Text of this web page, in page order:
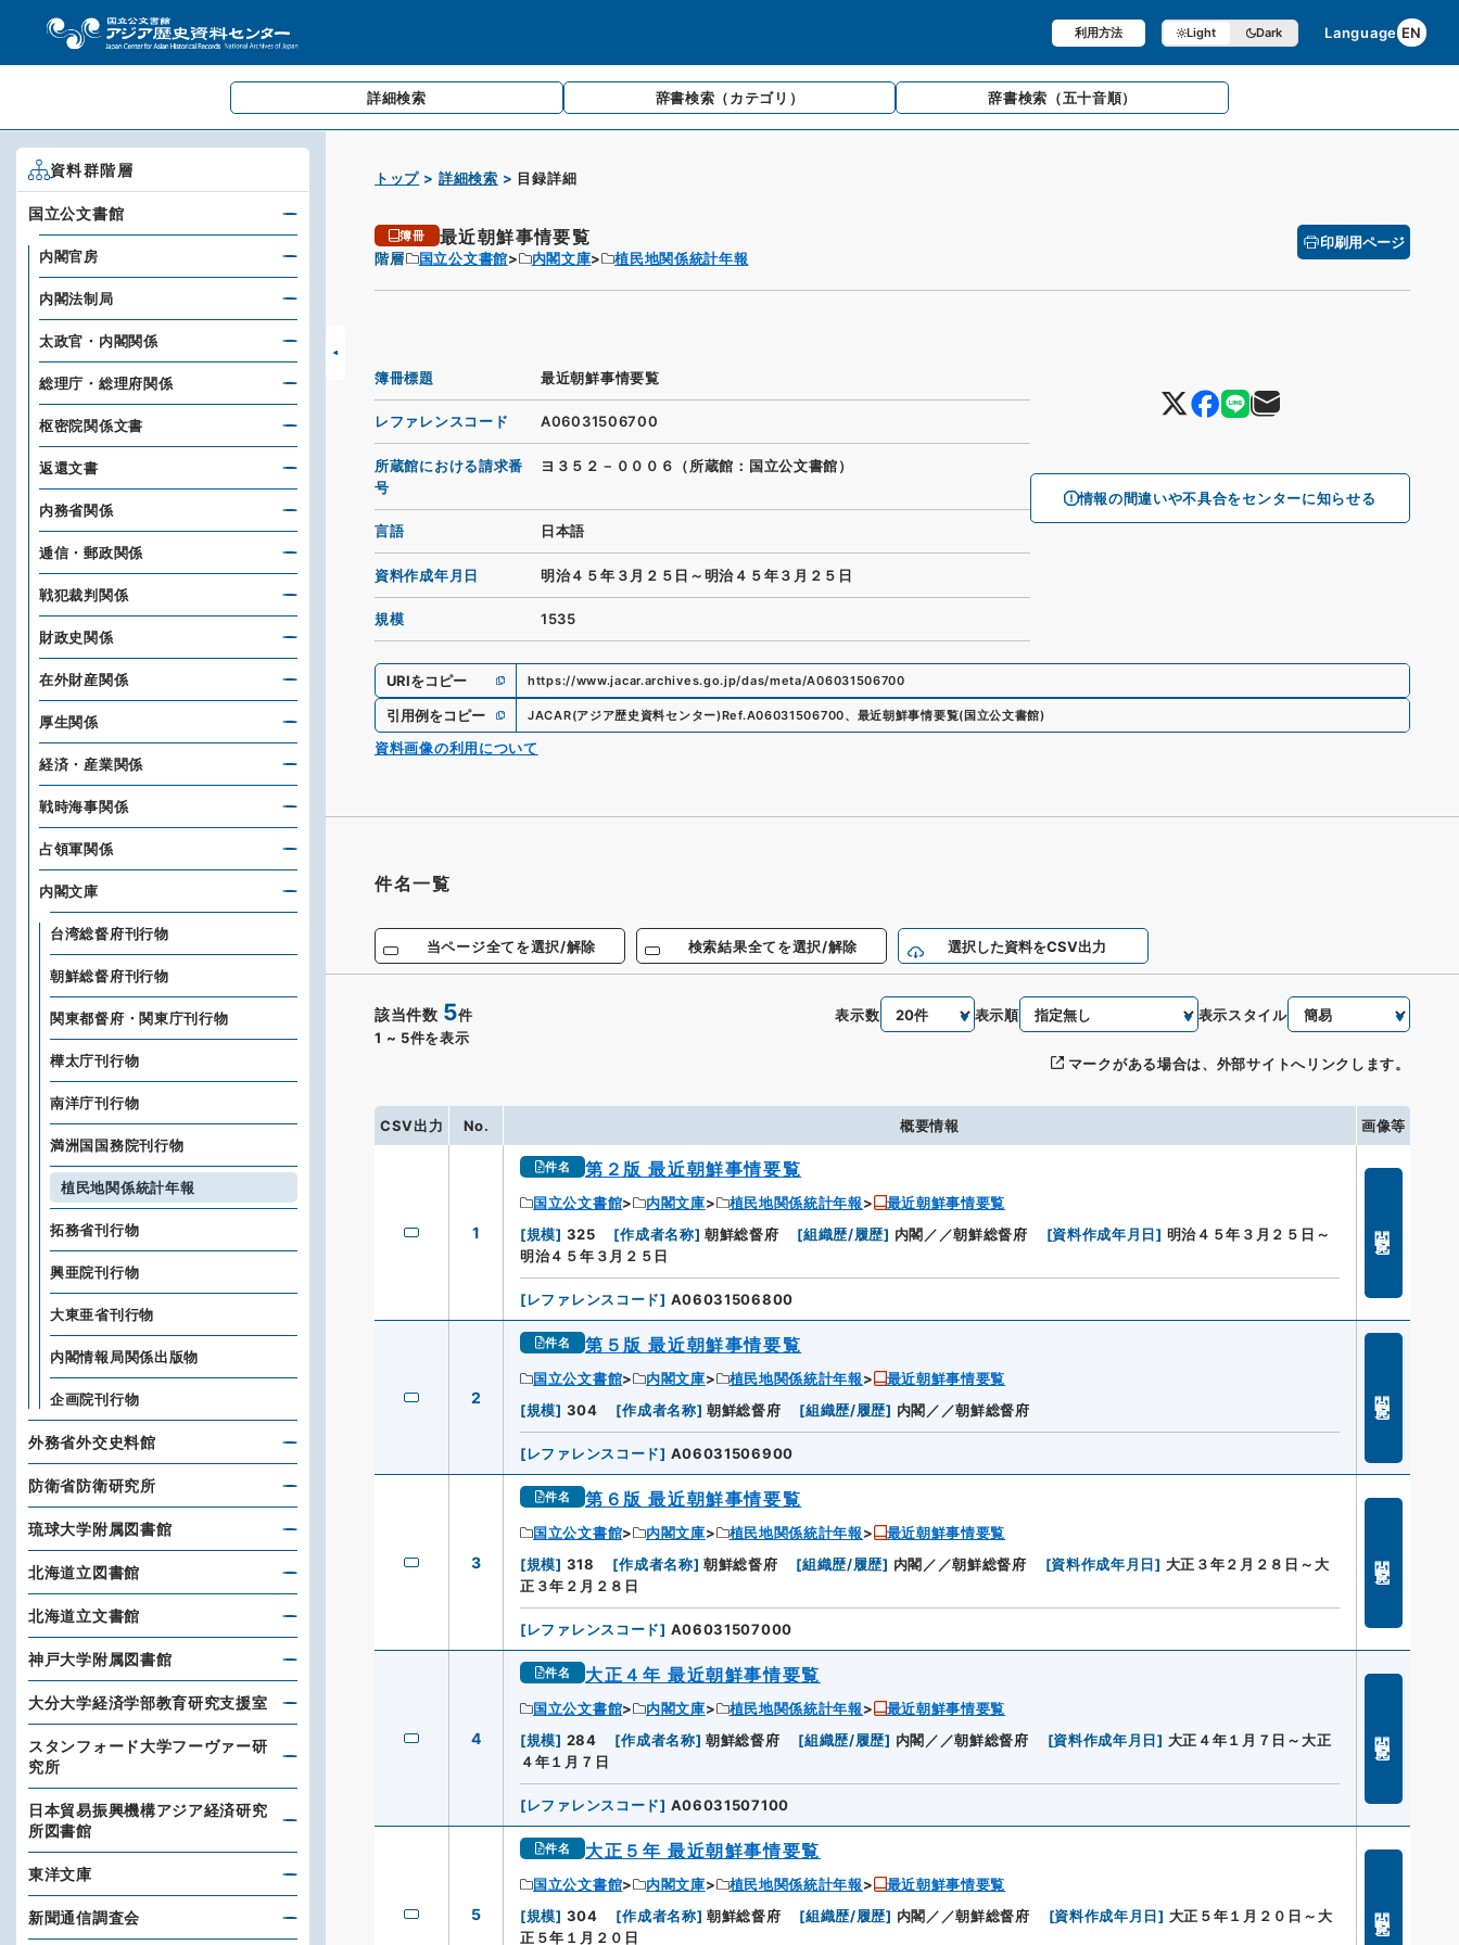
利用方法 Light Dark Language EN
詳細検索 辞書検索 （カテゴリ） 辞書検索 （五十音順）
トップ 詳細検索 目録詳細
簿冊 最近朝鮮事情要覧
階層 国立公文書館 内閣文庫 植民地関係統計年報
印刷用ページ
情報の間違いや不具合をセンターに知らせる
簿冊標題 最近朝鮮事情要覧
レファレンスコード A06031506700
所蔵館における請求番
号
ヨ３５２－０００６（所蔵館：国立公文書館）
言語 日本語
資料作成年月日 明治４５年３月２５日～明治４５年３月２５日
規模 1535
URIをコピー https://www.jacar.archives.go.jp/das/meta/A06031506700
引用例をコピー JACAR(アジア歴史資料センター)Ref.A06031506700、 最近朝鮮事情要覧(国立公文書館)
資料画像の利用について
件名一覧
当ページ全てを選択/解除 検索結果全てを選択/解除 選択した資料をCSV出力
該当件数 5件
1 ~ 5件を表示
表示数 表示順 表示スタイル
マークがある場合は、外部サイトへリンクします。
CSV出力 No. 概要情報 画像等
1
件名 第２版 最近朝鮮事情要覧
国立公文書館 内閣文庫 植民地関係統計年報
最近朝鮮事情要覧
[規模] 325 [作成者名称] 朝鮮総督府 [組織歴/履歴] 内閣／／朝鮮総督府 [資料作成年月日] 明治４５年３月２５日～
明治４５年３月２５日
[レファレンスコード] A06031506800
2
件名 第５版 最近朝鮮事情要覧
国立公文書館 内閣文庫 植民地関係統計年報
最近朝鮮事情要覧
[規模] 304 [作成者名称] 朝鮮総督府 [組織歴/履歴] 内閣／／朝鮮総督府
[レファレンスコード] A06031506900
3
件名 第６版 最近朝鮮事情要覧
国立公文書館 内閣文庫 植民地関係統計年報
最近朝鮮事情要覧
[規模] 318 [作成者名称] 朝鮮総督府 [組織歴/履歴] 内閣／／朝鮮総督府 [資料作成年月日] 大正３年２月２８日～大
正３年２月２８日
[レファレンスコード] A06031507000
4
件名 大正４年 最近朝鮮事情要覧
国立公文書館 内閣文庫 植民地関係統計年報
最近朝鮮事情要覧
[規模] 284 [作成者名称] 朝鮮総督府 [組織歴/履歴] 内閣／／朝鮮総督府 [資料作成年月日] 大正４年１月７日～大正
４年１月７日
[レファレンスコード] A06031507100
5
件名 大正５年 最近朝鮮事情要覧
国立公文書館 内閣文庫 植民地関係統計年報
最近朝鮮事情要覧
[規模] 304 [作成者名称] 朝鮮総督府 [組織歴/履歴] 内閣／／朝鮮総督府 [資料作成年月日] 大正５年１月２０日～大
正５年１月２０日
資料群階層
国立公文書館
内閣官房
内閣法制局
太政官・内閣関係
総理庁・総理府関係
枢密院関係文書
返還文書
内務省関係
逓信・郵政関係
戦犯裁判関係
財政史関係
在外財産関係
厚生関係
経済・産業関係
戦時海事関係
占領軍関係
内閣文庫
台湾総督府刊行物
朝鮮総督府刊行物
関東都督府・関東庁刊行物
樺太庁刊行物
南洋庁刊行物
満洲国国務院刊行物
植民地関係統計年報
拓務省刊行物
興亜院刊行物
大東亜省刊行物
内閣情報局関係出版物
企画院刊行物
外務省外交史料館
防衛省防衛研究所
琉球大学附属図書館
北海道立図書館
北海道立文書館
神戸大学附属図書館
大分大学経済学部教育研究支援室
スタンフォード大学フーヴァー研
究所
日本貿易振興機構アジア経済研究
所図書館
東洋文庫
新聞通信調査会